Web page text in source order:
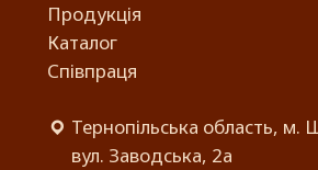
Продукція
Каталог
Співпраця
Тернопільська область, м.
вул. Заводська, 2а